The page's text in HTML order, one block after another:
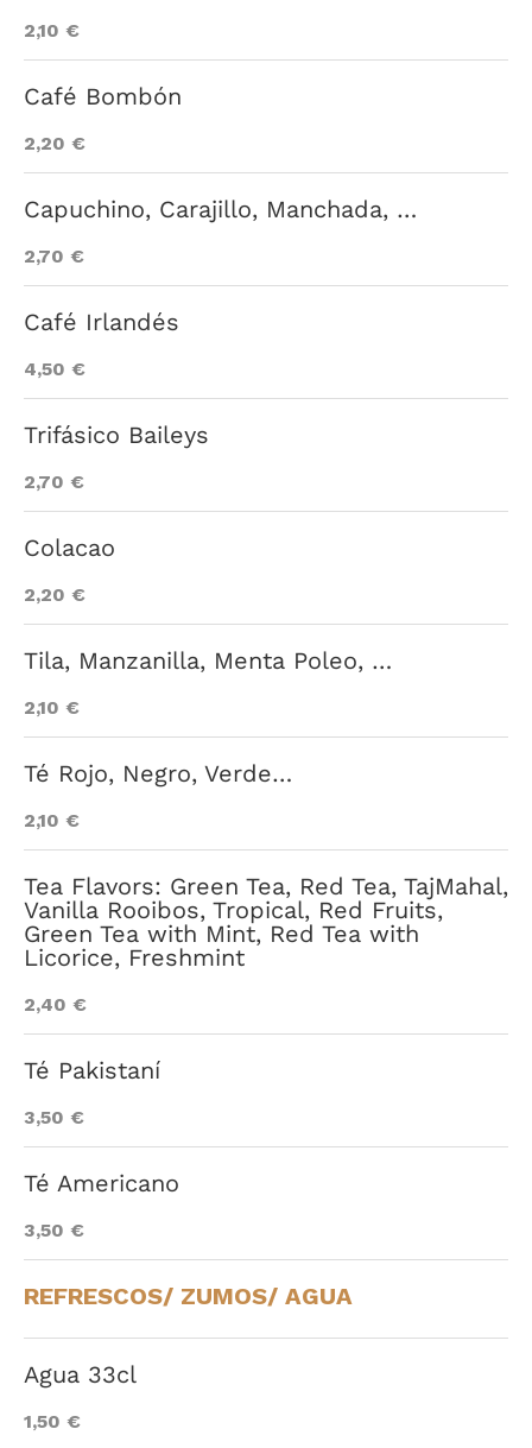
2,10 €
Café Bombón
2,20 €
Capuchino, Carajillo, Manchada, …
2,70 €
Café Irlandés
4,50 €
Trifásico Baileys
2,70 €
Colacao
2,20 €
Tila, Manzanilla, Menta Poleo, …
2,10 €
Té Rojo, Negro, Verde…
2,10 €
Tea Flavors: Green Tea, Red Tea, TajMahal,
Vanilla Rooibos, Tropical, Red Fruits,
Green Tea with Mint, Red Tea with
Licorice, Freshmint
2,40 €
Té Pakistaní
3,50 €
Té Americano
3,50 €
REFRESCOS/ ZUMOS/ AGUA
Agua 33cl
1,50 €